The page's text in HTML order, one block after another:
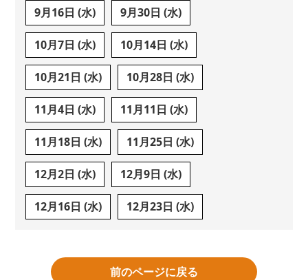
9月16日 (水) 9月30日 (水)
10月7日 (水) 10月14日 (水)
10月21日 (水) 10月28日 (水)
11月4日 (水) 11月11日 (水)
11月18日 (水) 11月25日 (水)
12月2日 (水) 12月9日 (水)
12月16日 (水) 12月23日 (水)
前のページに戻る